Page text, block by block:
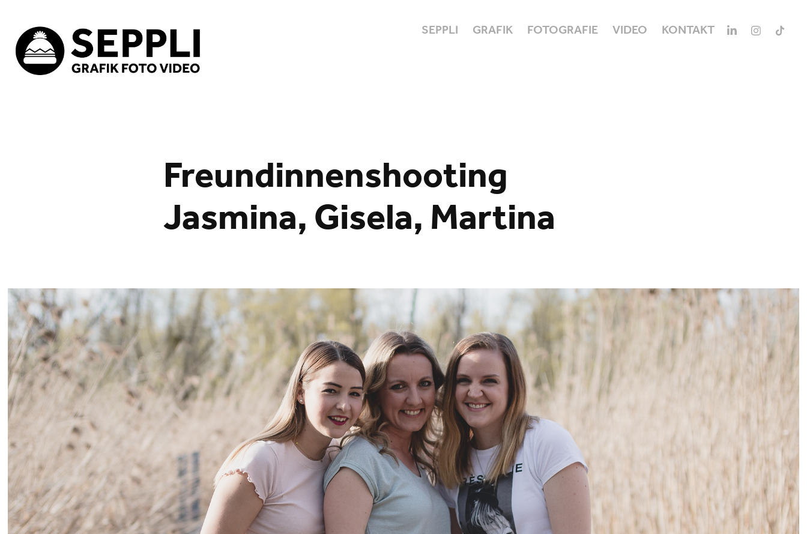
SEPPLI GRAFIK FOTOGRAFIE VIDEO KONTAKT
Freundinnenshooting
Jasmina, Gisela, Martina